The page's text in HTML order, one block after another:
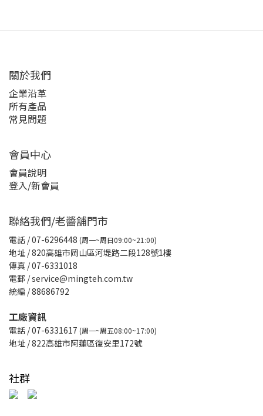
關於我們
企業沿革
所有產品
常見問題
會員中心
會員說明
登入/新會員
聯絡我們/老醬舖門市
電話 / 07-6296448 (周一~周日09:00~21:00)
地址 / 820高雄市岡山區河堤路二段128號1樓
傳真 / 07-6331018
電郵 / service@mingteh.com.tw
統編 / 88686792
工廠資訊
電話 / 07-6331617 (周一~周五08:00~17:00)
地址 / 822高雄市阿蓮區復安里172號
社群